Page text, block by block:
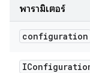
พารามิเตอร์
configuration